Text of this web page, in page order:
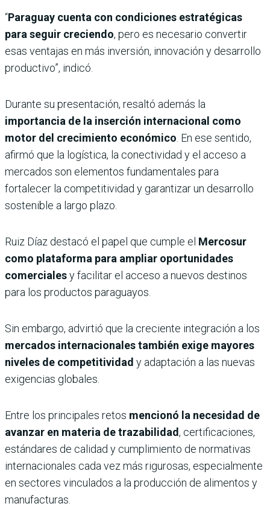
“Paraguay cuenta con condiciones estratégicas
para seguir creciendo, pero es necesario convertir
esas ventajas en más inversión, innovación y desarrollo
productivo”, indicó.
Durante su presentación, resaltó además la
importancia de la inserción internacional como
motor del crecimiento económico. En ese sentido,
afirmó que la logística, la conectividad y el acceso a
mercados son elementos fundamentales para
fortalecer la competitividad y garantizar un desarrollo
sostenible a largo plazo.
Ruiz Díaz destacó el papel que cumple el Mercosur
como plataforma para ampliar oportunidades
comercialesy facilitar el acceso a nuevos destinos
para los productos paraguayos.
Sin embargo, advirtió que la creciente integración a los
mercados internacionales también exige mayores
niveles de competitividad y adaptación a las nuevas
exigencias globales.
Entre los principales retos mencionó la necesidad de
avanzar en materia de trazabilidad, certificaciones,
estándares de calidad y cumplimiento de normativas
internacionales cada vez más rigurosas, especialmente
en sectores vinculados a la producción de alimentos y
manufacturas.